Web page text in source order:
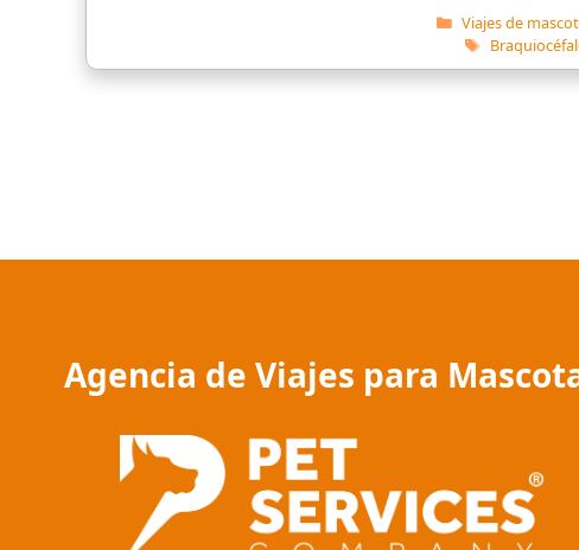
Categorías
Viajes de
Etiquetas
Agencia de Viajes para